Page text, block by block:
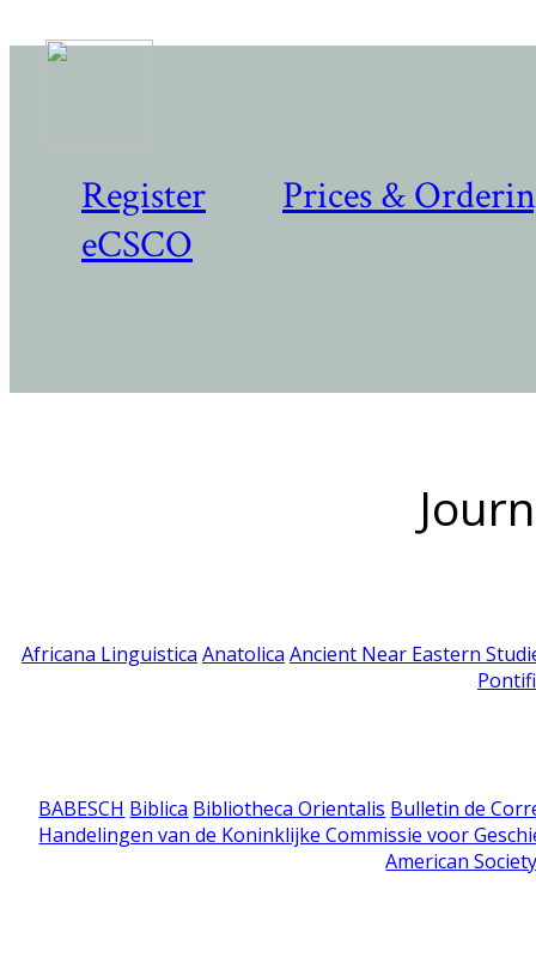
Register
Prices &
eCSCO
Africana Linguistica Anatolica Ancient Near Eastern
BABESCH Biblica Bibliotheca Orientalis Bulletin de
Handelingen van de Koninklijke Commissie voor
American